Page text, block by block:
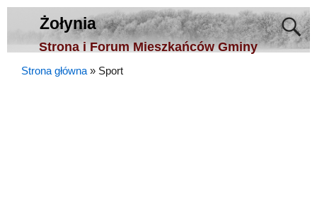
Żołynia
Strona i Forum Mieszkańców Gminy
Strona główna » Sport